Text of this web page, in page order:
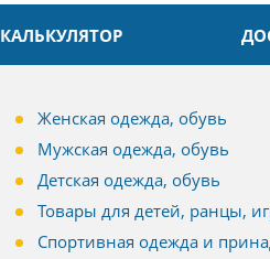
КАЛЬКУЛЯТОР
Женская одежда, обувь
Мужская одежда, обувь
Детская одежда, обувь
Товары для детей, ранцы,
Спортивная одежда и